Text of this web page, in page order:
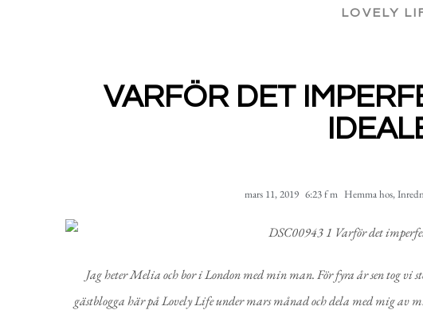
LOVELY
VARFÖR DET
mars 11, 2019 6:23 f m Hemma hos,
Jag heter Melia och bor i London med min man. För fyra år sen tog
gästblogga här på Lovely Life under mars månad och dela med mig